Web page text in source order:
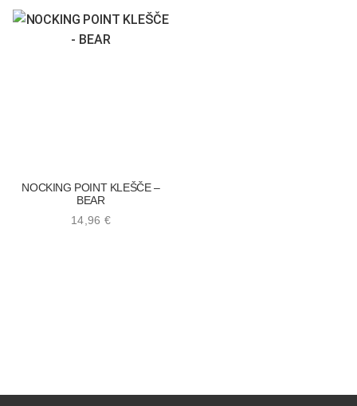
14,96 €
NOCKING POINT KLEŠČE –
BEAR